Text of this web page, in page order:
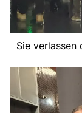
Sie verlassen